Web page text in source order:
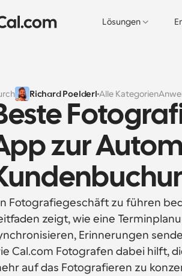
Lösungen
Richard Poelderl Alle Kategorien
zur
Fotografiegeschäft zu führen
zeigt, wie eine
Erinnerungen
Cal.com Fotografen dabei hilft,
auf das Fotografieren zu